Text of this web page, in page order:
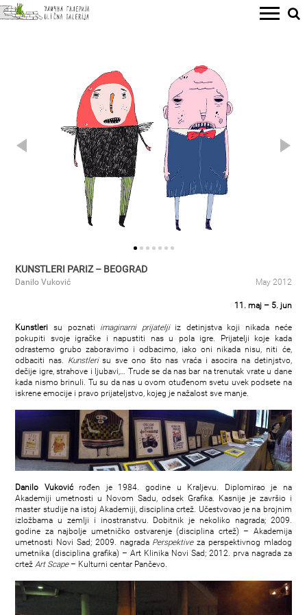
KUNSTLERI PARIZ – BEOGRAD
Danilo Vuković May 2012
11. maj – 5. jun
Kunstleri su poznati imaginarni prijateljiiz detinjstva koji nikada neće
pokupiti svoje igračke i napustiti nas u pola igre. Prijatelji koje kada
odrastemo grubo zaboravimo i odbacimo, iako oni nikada nisu, niti će,
odbaciti nas. Kunstlerisu sve ono što nas vraća i asocira na detinjstvo,
dečije igre, strahove i ljubavi,… Trude se da nas bar na trenutak vrate u dane
kada nismo brinuli. Tu su da nas u ovom otuđenom svetu uvek podsete na
iskrene emocije i pravo prijateljstvo, kojeg je nažalost sve manje.
Danilo Vukovićrođen je 1984. godine u Kraljevu. Diplomirao je na
Akademiji umetnosti u Novom Sadu, odsek Grafika. Kasnije je završio i
master studije na istoj Akademiji, disciplina crtež. Učestvovao je na brojnim
izložbama u zemlji i inostranstvu. Dobitnik je nekoliko nagrada; 2009.
godine za najbolje umetničko ostvarenje (disciplina crtež) – Akademija
umetnosti Novi Sad; 2009. nagrada Perspektiveza perspektivnog mladog
umetnika (disciplina grafika) – Art Klinika Novi Sad; 2012. prva nagrada za
crtež Art Scape– Kulturni centar Pančevo.